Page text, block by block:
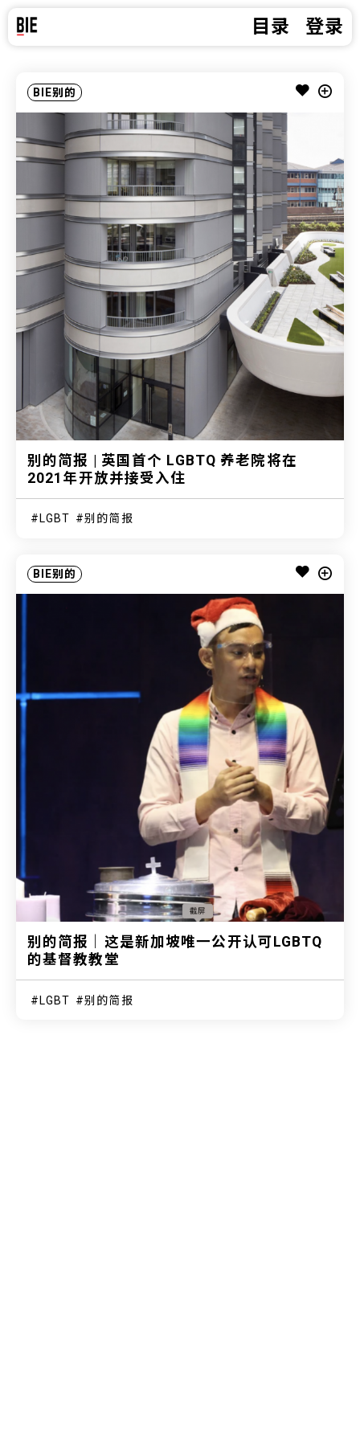
目录 登录
BIE别的
别的简报 | 英国首个 LGBTQ 养老院将在
2021年开放并接受入住
LGBT 别的简报
BIE别的
别的简报｜这是新加坡唯一公开认可LGBTQ
的基督教教堂
LGBT 别的简报